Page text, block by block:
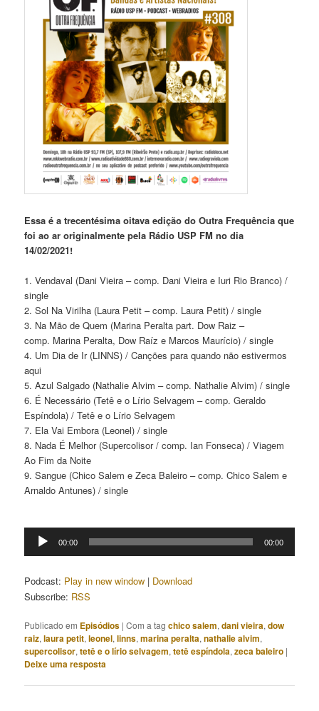
Essa é a trecentésima oitava edição do Outra Frequência que
foi ao ar originalmente pela Rádio USP FM no dia
14/02/2021!
1. Vendaval (Dani Vieira – comp. Dani Vieira e Iuri Rio Branco) /
single
2. Sol Na Virilha (Laura Petit – comp. Laura Petit) / single
3. Na Mão de Quem (Marina Peralta part. Dow Raiz –
comp. Marina Peralta, Dow Raíz e Marcos Maurício) / single
4. Um Dia de Ir (LINNS) / Canções para quando não estivermos
aqui
5. Azul Salgado (Nathalie Alvim – comp. Nathalie Alvim) / single
6. É Necessário (Tetê e o Lírio Selvagem – comp. Geraldo
Espíndola) / Tetê e o Lírio Selvagem
7. Ela Vai Embora (Leonel) / single
8. Nada É Melhor (Supercolisor / comp. Ian Fonseca) / Viagem
Ao Fim da Noite
9. Sangue (Chico Salem e Zeca Baleiro – comp. Chico Salem e
Arnaldo Antunes) / single
Tocador
00:00 00:00
Podcast: Play in new window | Download
Subscribe: RSS
Publicado em Episódios |Com a tagchico salem,dani vieira,dow
raiz,laura petit,leonel,linns,marina peralta,nathalie alvim,
supercolisor,tetê e o lírio selvagem,tetê espíndola,zeca baleiro |
Deixe uma resposta